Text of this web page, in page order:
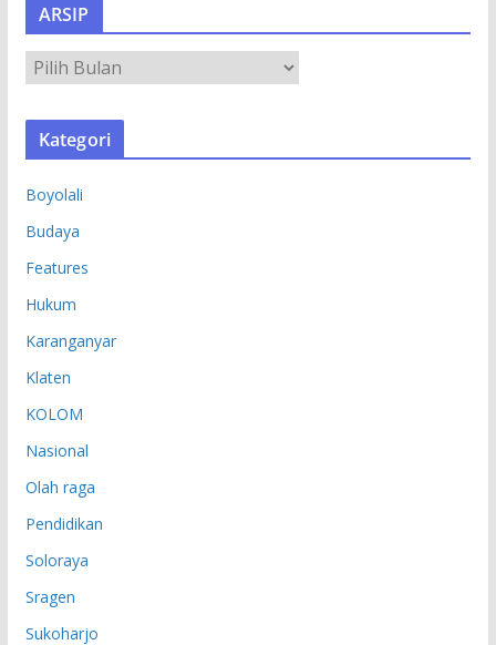
ARSIP
R
S
Kategori
Boyolali
Budaya
Features
Hukum
Karanganyar
Klaten
KOLOM
Nasional
Olah raga
Pendidikan
Soloraya
Sragen
Sukoharjo